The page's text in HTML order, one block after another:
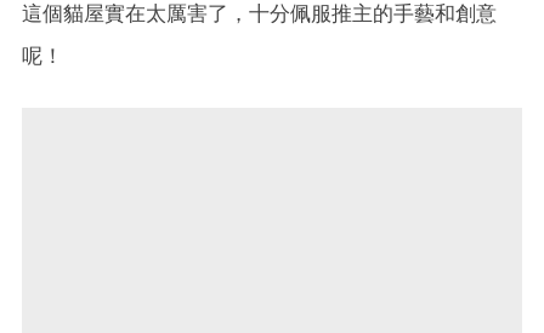
這個貓屋實在太厲害了，十分佩服推主的手藝和創意
呢！